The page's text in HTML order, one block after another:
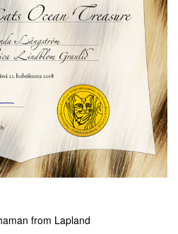
from Lapland